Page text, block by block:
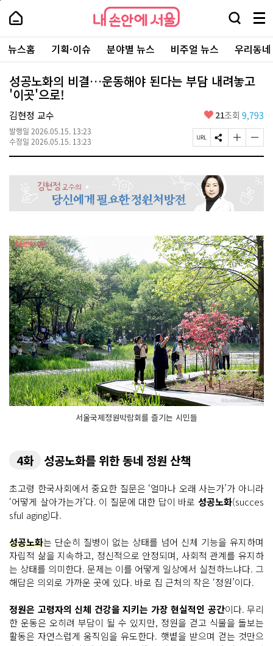
본
로
가
내
손
안
에
서
울
-
서
울
시
대
표
소
통
포
내
손
에
울
검
창
열
기
메
뉴
전
체
보
주
요
서
뉴스홈 기획·이슈 분야별 뉴스 비주얼 뉴스 우리동
성공노화의 비결…운동해야 된다는 부담 내려놓고
'이곳'으로!
김현정 교수
발행일 2026.05.15. 13:23
수정일 2026.05.15. 13:23
좋
요
21조회 9,793
페
이
U
R
L
복
사
S
N
공
유
하
기
글
자
기
게
변
경
기
글
자
기
작
경
기
서울국제정원박람회를 즐기는 시민들
4화 성공노화를 위한 동네 정원 산책
초고령 한국사회에서 중요한 질문은 ‘얼마나 오래 사는가’가 아니라
‘어떻게 살아가는가’다. 이 질문에 대한 답이 바로 성공노화(succes
sful aging)다.
성공노화는 단순히 질병이 없는 상태를 넘어 신체 기능을 유지하며
자립적 삶을 지속하고, 정신적으로 안정되며, 사회적 관계를 유지하
는 상태를 의미한다. 문제는 이를 어떻게 일상에서 실천하느냐다. 그
해답은 의외로 가까운 곳에 있다. 바로 집 근처의 작은 ‘정원’이다.
정원은 고령자의 신체 건강을 지키는 가장 현실적인 공간이다. 무리
한 운동은 오히려 부담이 될 수 있지만, 정원을 걷고 식물을 돌보는
활동은 자연스럽게 움직임을 유도한다. 햇볕을 받으며 걷는 것만으
페
상
단
로